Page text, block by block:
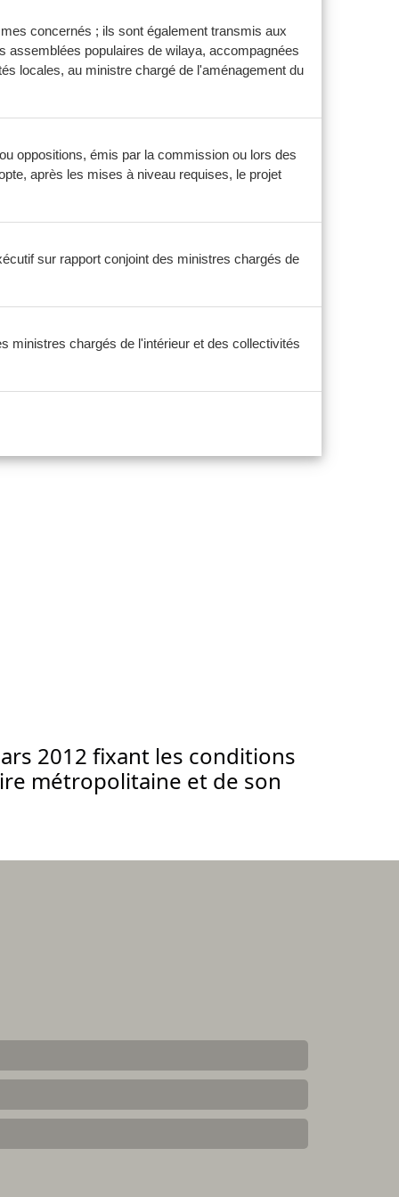
concernés ; ils sont également transmis aux
populaires de wilaya, accompagnées
locales, au ministre chargé de l'aménagement du
oppositions, émis par la commission ou lors des
après les mises à niveau requises, le projet
sur rapport conjoint des ministres chargés de
ministres chargés de l'intérieur et des collectivités
2012 fixant les conditions
métropolitaine et de son